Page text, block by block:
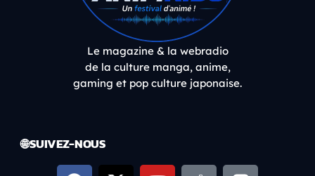
Le magazine & la webradio
de la culture manga, anime,
gaming et pop culture japonaise.
🌐 SUIVEZ-NOUS